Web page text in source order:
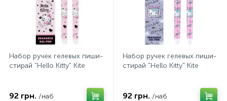
Набор ручек гелевых пиши-
стирай "Hello Kitty" Kite
92 грн. /наб
Набор ручек гелевых пиши-
стирай "Hello Kitty" Kite
92 грн. /наб